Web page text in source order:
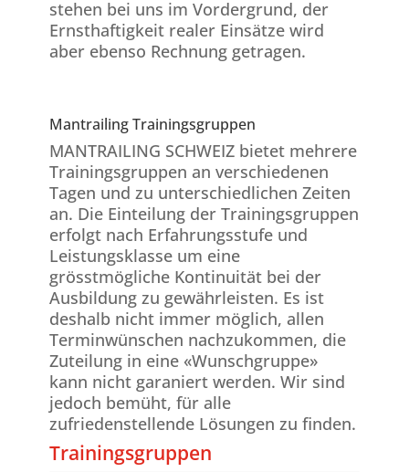
stehen bei uns im Vordergrund, der
Ernsthaftigkeit realer Einsätze wird
aber ebenso Rechnung getragen.
Mantrailing Trainingsgruppen
MANTRAILING SCHWEIZ bietet mehrere
Trainingsgruppen an verschiedenen
Tagen und zu unterschiedlichen Zeiten
an. Die Einteilung der Trainingsgruppen
erfolgt nach Erfahrungsstufe und
Leistungsklasse um eine
grösstmögliche Kontinuität bei der
Ausbildung zu gewährleisten. Es ist
deshalb nicht immer möglich, allen
Terminwünschen nachzukommen, die
Zuteilung in eine «Wunschgruppe»
kann nicht garaniert werden. Wir sind
jedoch bemüht, für alle
zufriedenstellende Lösungen zu finden.
Trainingsgruppen